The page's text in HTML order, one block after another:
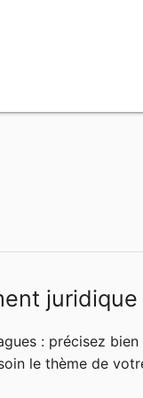
juridique
: précisez
le thème de